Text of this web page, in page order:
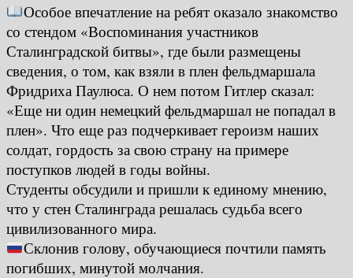
Особое впечатление на ребят оказало знакомство
со стендом «Воспоминания участников
Сталинградской битвы», где были размещены
сведения, о том, как взяли в плен фельдмаршала
Фридриха Паулюса. О нем потом Гитлер сказал:
«Еще ни один немецкий фельдмаршал не попадал в
плен». Что еще раз подчеркивает героизм наших
солдат, гордость за свою страну на примере
поступков людей в годы войны.
Студенты обсудили и пришли к единому мнению,
что у стен Сталинграда решалась судьба всего
цивилизованного мира.
Склонив голову, обучающиеся почтили память
погибших, минутой молчания.